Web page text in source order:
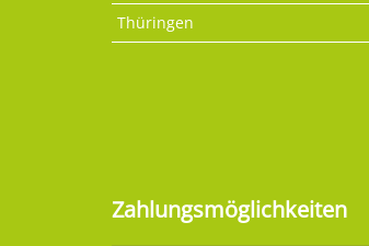
Thüringen
Zahlungsmöglichkeiten